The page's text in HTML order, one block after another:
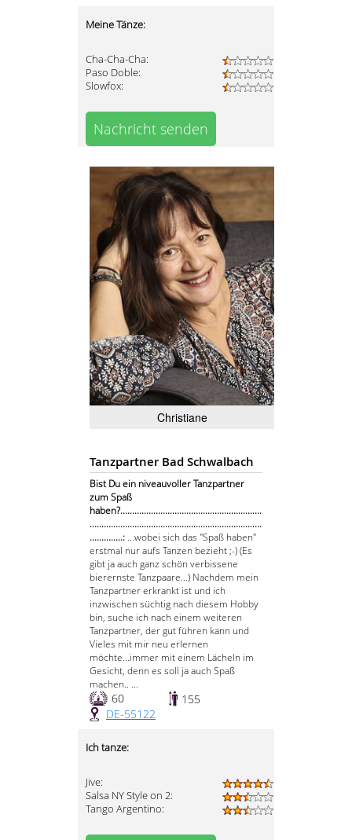
Meine Tänze:
Cha-Cha-Cha:
Paso Doble:
Slowfox:
Nachricht senden
Christiane
Tanzpartner Bad Schwalbach
Bist Du ein niveauvoller Tanzpartner
zum Spaß
haben?............................................................
.........................................................................
..............: ...wobei sich das "Spaß haben"
erstmal nur aufs Tanzen bezieht ;-) (Es
gibt ja auch ganz schön verbissene
bierernste Tanzpaare...) Nachdem mein
Tanzpartner erkrankt ist und ich
inzwischen süchtig nach diesem Hobby
bin, suche ich nach einem weiteren
Tanzpartner, der gut führen kann und
Vieles mit mir neu erlernen
möchte...immer mit einem Lächeln im
Gesicht, denn es soll ja auch Spaß
machen.. ...
60
155
DE-55122
Ich tanze:
Jive:
Salsa NY Style on 2:
Tango Argentino: